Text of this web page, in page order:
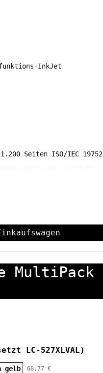
InkJet
Seiten ISO/IEC 19752
MultiPack
LC-527XLVAL)
gelb 68,77 €